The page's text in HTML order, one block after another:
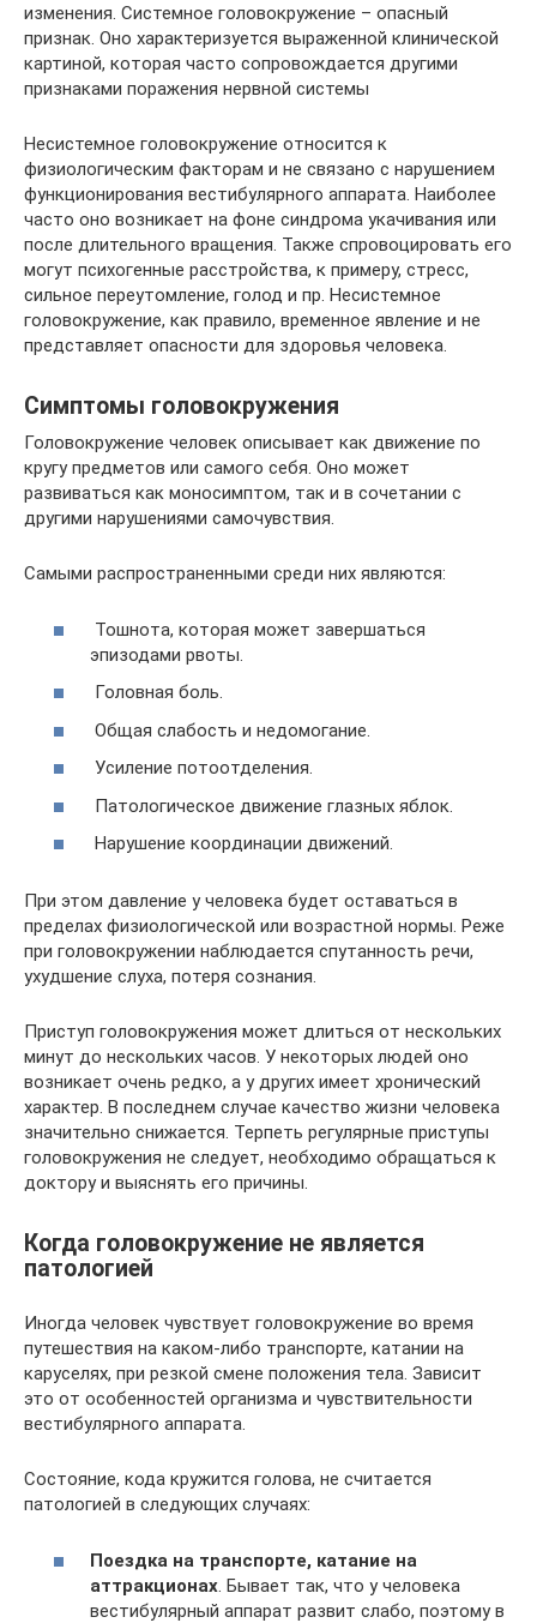
изменения. Системное головокружение – опасный
признак. Оно характеризуется выраженной клинической
картиной, которая часто сопровождается другими
признаками поражения нервной системы
Несистемное головокружение относится к
физиологическим факторам и не связано с нарушением
функционирования вестибулярного аппарата. Наиболее
часто оно возникает на фоне синдрома укачивания или
после длительного вращения. Также спровоцировать его
могут психогенные расстройства, к примеру, стресс,
сильное переутомление, голод и пр. Несистемное
головокружение, как правило, временное явление и не
представляет опасности для здоровья человека.
Симптомы головокружения
Головокружение человек описывает как движение по
кругу предметов или самого себя. Оно может
развиваться как моносимптом, так и в сочетании с
другими нарушениями самочувствия.
Самыми распространенными среди них являются:
Тошнота, которая может завершаться
эпизодами рвоты.
Головная боль.
Общая слабость и недомогание.
Усиление потоотделения.
Патологическое движение глазных яблок.
Нарушение координации движений.
При этом давление у человека будет оставаться в
пределах физиологической или возрастной нормы. Реже
при головокружении наблюдается спутанность речи,
ухудшение слуха, потеря сознания.
Приступ головокружения может длиться от нескольких
минут до нескольких часов. У некоторых людей оно
возникает очень редко, а у других имеет хронический
характер. В последнем случае качество жизни человека
значительно снижается. Терпеть регулярные приступы
головокружения не следует, необходимо обращаться к
доктору и выяснять его причины.
Когда головокружение не является
патологией
Иногда человек чувствует головокружение во время
путешествия на каком-либо транспорте, катании на
каруселях, при резкой смене положения тела. Зависит
это от особенностей организма и чувствительности
вестибулярного аппарата.
Состояние, кода кружится голова, не считается
патологией в следующих случаях:
Поездка на транспорте, катание на
аттракционах. Бывает так, что у человека
вестибулярный аппарат развит слабо, поэтому в